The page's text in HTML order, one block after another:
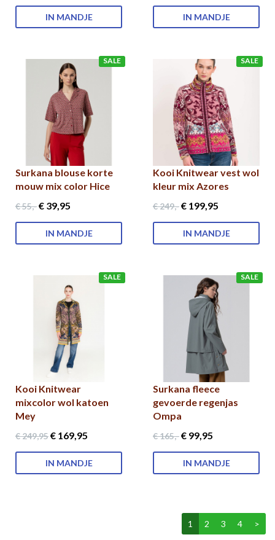
IN MANDJE IN MANDJE
SALE
Surkana blouse korte
mouw mix color Hice
€ 55,-€ 39,95
IN MANDJE
SALE
Kooi Knitwear vest wol
kleur mix Azores
€ 249,-€ 199,95
IN MANDJE
SALE
Kooi Knitwear
mixcolor wol katoen
Mey
€ 249,95€ 169,95
IN MANDJE
SALE
Surkana fleece
gevoerde regenjas
Ompa
€ 165,-€ 99,95
IN MANDJE
1 2 3 4 >